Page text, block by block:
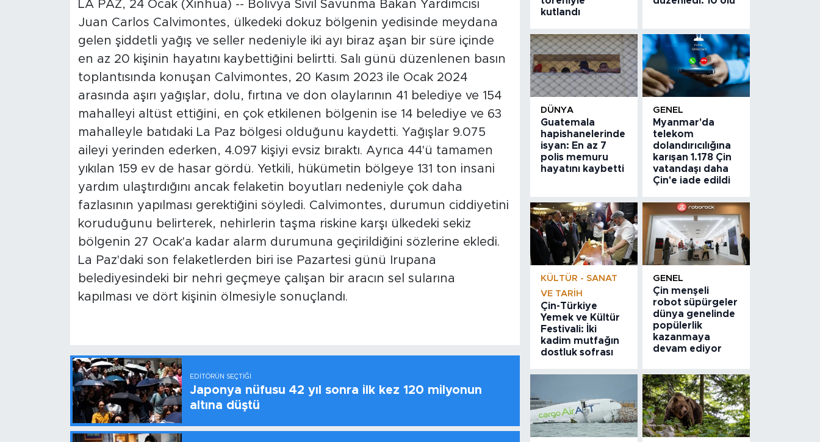
LA PAZ, 24 Ocak (Xinhua) -- Bolivya Sivil Savunma Bakan Yardımcısı
Juan Carlos Calvimontes, ülkedeki dokuz bölgenin yedisinde meydana
gelen şiddetli yağış ve seller nedeniyle iki ayı biraz aşan bir süre içinde
en az 20 kişinin hayatını kaybettiğini belirtti. Salı günü düzenlenen basın
toplantısında konuşan Calvimontes, 20 Kasım 2023 ile Ocak 2024
arasında aşırı yağışlar, dolu, fırtına ve don olaylarının 41 belediye ve 154
mahalleyi altüst ettiğini, en çok etkilenen bölgenin ise 14 belediye ve 63
mahalleyle batıdaki La Paz bölgesi olduğunu kaydetti. Yağışlar 9.075
aileyi yerinden ederken, 4.097 kişiyi evsiz bıraktı. Ayrıca 44'ü tamamen
yıkılan 159 ev de hasar gördü. Yetkili, hükümetin bölgeye 131 ton insani
yardım ulaştırdığını ancak felaketin boyutları nedeniyle çok daha
fazlasının yapılması gerektiğini söyledi. Calvimontes, durumun ciddiyetini
koruduğunu belirterek, nehirlerin taşma riskine karşı ülkedeki sekiz
bölgenin 27 Ocak'a kadar alarm durumuna geçirildiğini sözlerine ekledi.
La Paz'daki son felaketlerden biri ise Pazartesi günü Irupana
belediyesindeki bir nehri geçmeye çalışan bir aracın sel sularına
kapılması ve dört kişinin ölmesiyle sonuçlandı.
EDITÖRÜN SEÇTIĞI
Japonya nüfusu 42 yıl sonra ilk kez 120 milyonun
altına düştü
kutlandı
DÜNYA
Guatemala
hapishanelerinde
isyan: En az 7
polis memuru
hayatını kaybetti
GENEL
Myanmar'da
telekom
dolandırıcılığına
karışan 1.178 Çin
vatandaşı daha
Çin'e iade edildi
KÜLTÜR - SANAT
VE TARIH
Çin-Türkiye
Yemek ve Kültür
Festivali: İki
kadim mutfağın
dostluk sofrası
GENEL
Çin menşeli
robot süpürgeler
dünya genelinde
popülerlik
kazanmaya
devam ediyor